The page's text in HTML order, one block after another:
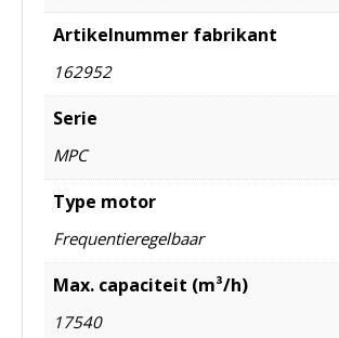
Artikelnummer fabrikant
162952
Serie
MPC
Type motor
Frequentieregelbaar
Max. capaciteit (m³/h)
17540